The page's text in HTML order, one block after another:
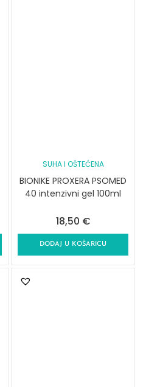
SUHA I OŠTEĆENA
BIONIKE PROXERA PSOMED
40 intenzivni gel 100ml
18,50 €
DODAJ U KOŠARICU